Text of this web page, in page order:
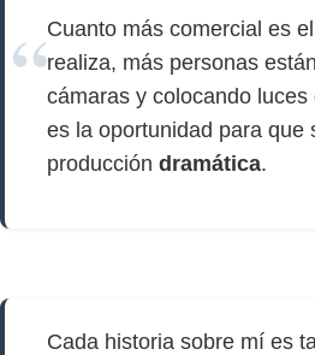
Cuanto más comercial es
realiza, más personas
cámaras y colocando
es la oportunidad para que
producción dramática.
Cada historia sobre mí es